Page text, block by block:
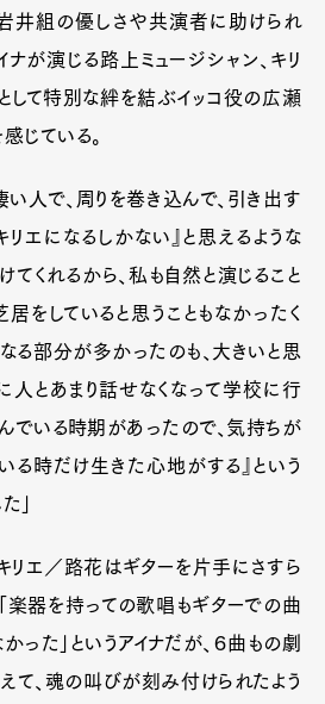
井組の優しさや共演者に助けられ
ナが演じる路上ミュージシャン、キリ
して特別な絆を結ぶイッコ役の広瀬
じている。
い人で、周りを巻き込んで、引き出す
リエになるしかない』と思えるような
くれるから、私も自然と演じること
をしていると思うこともなかったく
る部分が多かったのも、大きいと思
人とあまり話せなくなって学校に行
んでいる時期があったので、気持ちが
る時だけ生きた心地がする』という
」
リエ／路花はギターを片手にさすら
楽器を持っての歌唱もギターでの曲
った」というアイナだが、６曲もの劇
て、魂の叫びが刻み付けられたよう